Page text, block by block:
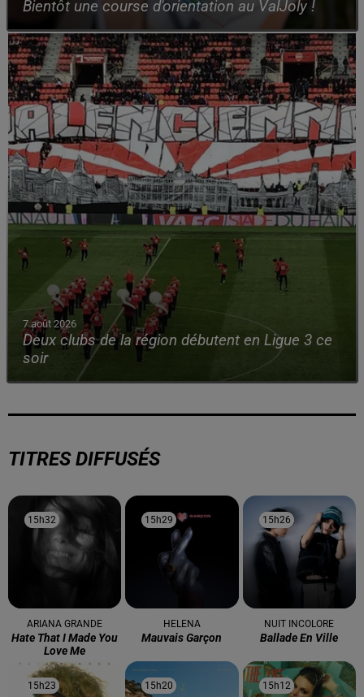
Bientôt une course d'orientation au ValJoly !
7 août 2026
Deux clubs de la région débutent en Ligue 3 ce
soir
TITRES DIFFUSÉS
15h32
15h32
ARIANA GRANDE
Hate That I Made You
Love Me
15h29
15h29
HELENA
Mauvais Garçon
15h26
15h26
NUIT INCOLORE
Ballade En Ville
15h23
15h23 15h20
15h20 15h12
15h12